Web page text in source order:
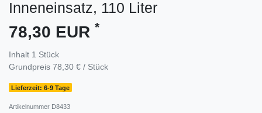
Inneneinsatz, 110 Liter
78,30 EUR *
Inhalt 1 Stück
Grundpreis 78,30 € / Stück
Lieferzeit: 6-9 Tage
Artikelnummer D8433